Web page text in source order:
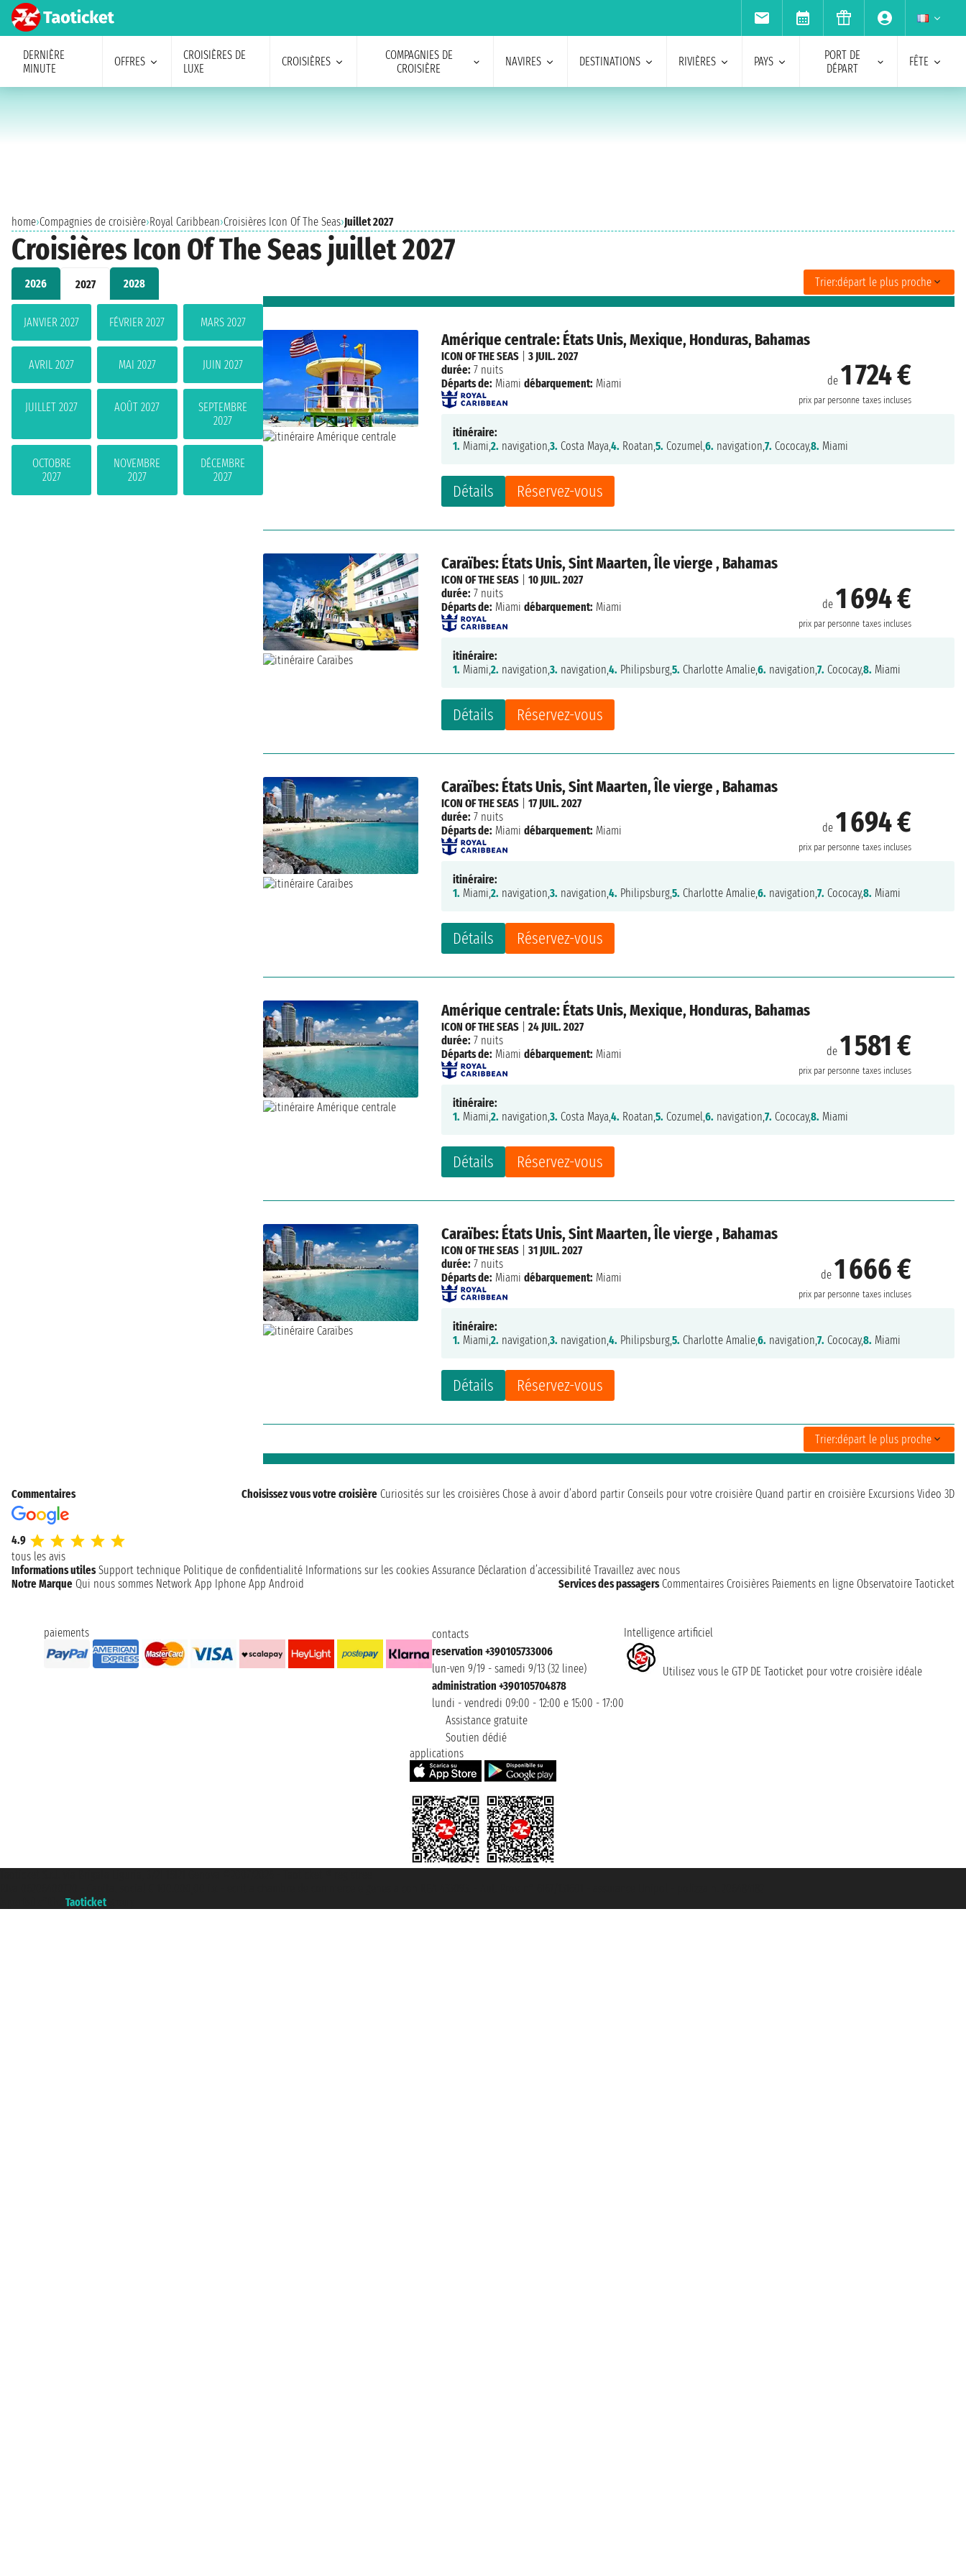
DERNIÈRE
MINUTE
OFFRES
CROISIÈRES DE
LUXE
CROISIÈRES
COMPAGNIES DE
CROISIÈRE
NAVIRES DESTINATIONS RIVIÈRES PAYS
PORT DE
DÉPART
FÊTE
home›Compagnies de croisière›Royal Caribbean›Croisières Icon Of The Seas›Juillet 2027
Croisières Icon Of The Seas juillet 2027
2026 2027 2028
JANVIER 2027 FÉVRIER 2027 MARS 2027
AVRIL 2027 MAI 2027 JUIN 2027
JUILLET 2027 AOÛT 2027
SEPTEMBRE
2027
OCTOBRE
2027
NOVEMBRE
2027
DÉCEMBRE
2027
Trier:départ le plus proche
Amérique centrale: États Unis, Mexique, Honduras, Bahamas
de 1 724 €
prix par personne taxes incluses
Détails Réservez-vous
ICON OF THE SEAS |3 JUIL. 2027
durée: 7 nuits
Départs de: Miami débarquement: Miami
itinéraire:
1. Miami,2. navigation,3. Costa Maya,4. Roatan,5. Cozumel,6. navigation,7. Cococay,8. Miami
Caraïbes: États Unis, Sint Maarten, Île vierge , Bahamas
de 1 694 €
prix par personne taxes incluses
Détails Réservez-vous
ICON OF THE SEAS |10 JUIL. 2027
durée: 7 nuits
Départs de: Miami débarquement: Miami
itinéraire:
1. Miami,2. navigation,3. navigation,4. Philipsburg,5. Charlotte Amalie,6. navigation,7. Cococay,8. Miami
Caraïbes: États Unis, Sint Maarten, Île vierge , Bahamas
de 1 694 €
prix par personne taxes incluses
Détails Réservez-vous
ICON OF THE SEAS |17 JUIL. 2027
durée: 7 nuits
Départs de: Miami débarquement: Miami
itinéraire:
1. Miami,2. navigation,3. navigation,4. Philipsburg,5. Charlotte Amalie,6. navigation,7. Cococay,8. Miami
Amérique centrale: États Unis, Mexique, Honduras, Bahamas
de 1 581 €
prix par personne taxes incluses
Détails Réservez-vous
ICON OF THE SEAS |24 JUIL. 2027
durée: 7 nuits
Départs de: Miami débarquement: Miami
itinéraire:
1. Miami,2. navigation,3. Costa Maya,4. Roatan,5. Cozumel,6. navigation,7. Cococay,8. Miami
Caraïbes: États Unis, Sint Maarten, Île vierge , Bahamas
de 1 666 €
prix par personne taxes incluses
Détails Réservez-vous
ICON OF THE SEAS |31 JUIL. 2027
durée: 7 nuits
Départs de: Miami débarquement: Miami
itinéraire:
1. Miami,2. navigation,3. navigation,4. Philipsburg,5. Charlotte Amalie,6. navigation,7. Cococay,8. Miami
Trier:départ le plus proche
Commentaires
4.9
tous les avis
Choisissez vous votre croisière Curiosités sur les croisières Chose à avoir d’abord partir Conseils pour votre croisière Quand partir en croisière Excursions Video 3D
Informations utiles Support technique Politique de confidentialité Informations sur les cookies Assurance Déclaration d’accessibilité Travaillez avec nous
Notre Marque Qui nous sommes Network App Iphone App Android Services des passagers Commentaires Croisières Paiements en ligne Observatoire Taoticket
paiements
contacts
reservation +390105733006
lun-ven 9/19 - samedi 9/13 (32 linee)
administration +390105704878
lundi - vendredi 09:00 - 12:00 e 15:00 - 17:00
Assistance gratuite
Soutien dédié
Intelligence artificiel
Utilisez vous le GTP DE Taoticket pour votre croisière idéale
applications
Taoticket